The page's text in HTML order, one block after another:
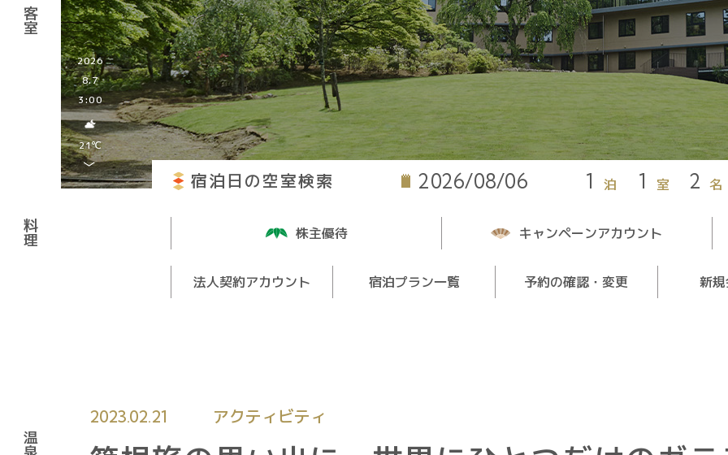
客
室
料
理
温
2026
8.7
3:00
21℃
2026
8.8
3:00
宿泊日の空室検索 泊 室 名
株主優待 キャンペーンアカウント
法人契約アカウント 宿泊プラン一覧 予約の確認・変更 新
2023.02.21 アクティビティ